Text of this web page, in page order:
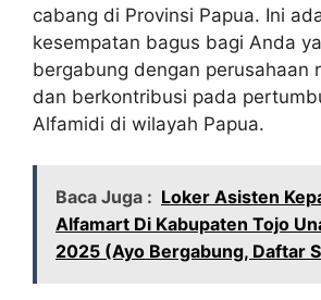
cabang di Provinsi Papua. Ini
kesempatan bagus bagi Anda
bergabung dengan perusahaan
dan berkontribusi pada
Alfamidi di wilayah Papua.
Baca Juga : Loker Asisten
Alfamart Di Kabupaten Tojo
2025 (Ayo Bergabung, Daftar